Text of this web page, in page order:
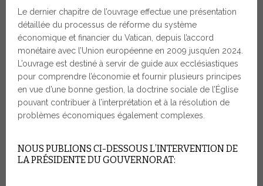
Le dernier chapitre de l’ouvrage effectue une présentation
détaillée du processus de réforme du système
économique et financier du Vatican, depuis l’accord
monétaire avec l’Union européenne en 2009 jusqu’en 2024.
L’ouvrage est destiné à servir de guide aux ecclésiastiques
pour comprendre l’économie et fournir plusieurs principes
en vue d’une bonne gestion, la doctrine sociale de l’Église
pouvant contribuer à l’interprétation et à la résolution de
problèmes économiques également complexes.
NOUS PUBLIONS CI-DESSOUS L’INTERVENTION DE
LA PRÉSIDENTE DU GOUVERNORAT: